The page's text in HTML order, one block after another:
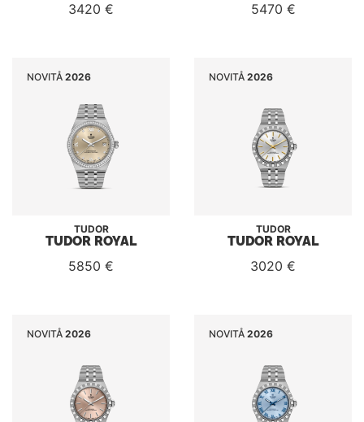
3420 € 5470 €
NOVITÅ 2026
TUDOR
TUDOR ROYAL
5850 €
NOVITÅ 2026
TUDOR
TUDOR ROYAL
3020 €
NOVITÅ 2026 NOVITÅ 2026